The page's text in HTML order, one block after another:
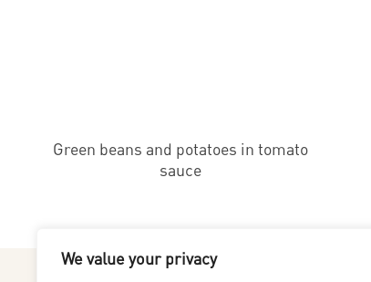
We value your privacy
Green beans and potatoes in tomato
sauce